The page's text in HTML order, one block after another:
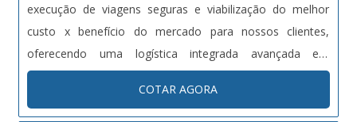
execução de viagens seguras e viabilização do melhor
custo x benefício do mercado para nossos clientes,
oferecendo uma logística integrada avançada em
conjunto com serviços de transporte de cargas especiais,
evitando assim que os clientes se preocupem com toda a
COTAR AGORA